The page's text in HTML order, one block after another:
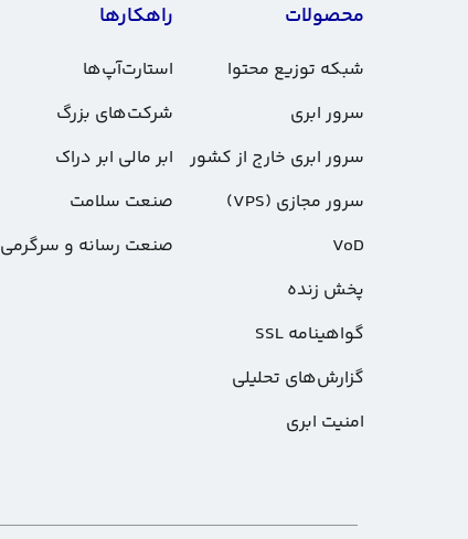
محصولات
شبکه توزیع محتوا
سرور ابری
سرور ابری خارج از کشور
سرور مجازی (VPS)
VoD
پخش زنده
گواهینامه SSL
گزارش‌های تحلیلی
امنیت ابری
راهکارها
استارت‌آپ‌ها
شرکت‌های بزرگ
ابر مالی ابر دراک
صنعت سلامت
صنعت رسانه و سرگرمی